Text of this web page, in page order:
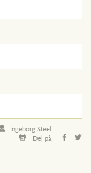
Ingeborg Steel
Del på: